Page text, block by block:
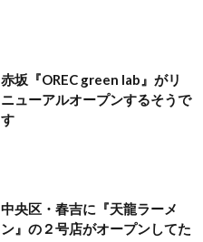
赤坂『OREC green lab』がリ
ニューアルオープンするそうで
す
中央区・春吉に『天龍ラーメ
ン』の２号店がオープンしてた